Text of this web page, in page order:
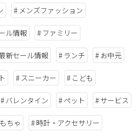
メンズファッション
ル情報 ファミリー
新セール情報 ランチ お中元
スニーカー こども
バレンタイン ペット サービス
ちゃ 時計・アクセサリー